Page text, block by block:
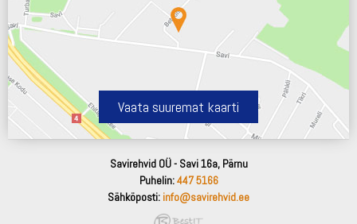
Vaata suuremat kaarti
Savirehvid OÜ - Savi 16a, Pärnu
Puhelin:447 5166
Sähköposti: info@savirehvid.ee